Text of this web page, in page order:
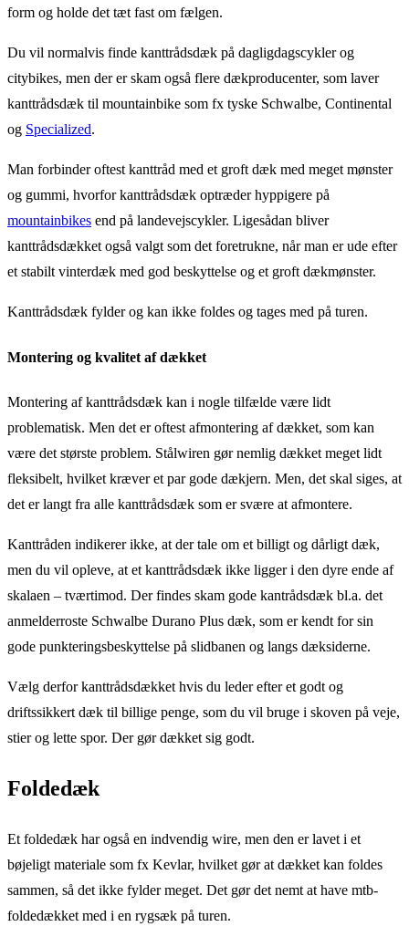
form og holde det tæt fast om fælgen.
Du vil normalvis finde kanttrådsdæk på dagligdagscykler og
citybikes, men der er skam også flere dækproducenter, som laver
kanttrådsdæk til mountainbike som fx tyske Schwalbe, Continental
og Specialized.
Man forbinder oftest kanttråd med et groft dæk med meget mønster
og gummi, hvorfor kanttrådsdæk optræder hyppigere på
mountainbikes end på landevejscykler. Ligesådan bliver
kanttrådsdækket også valgt som det foretrukne, når man er ude efter
et stabilt vinterdæk med god beskyttelse og et groft dækmønster.
Kanttrådsdæk fylder og kan ikke foldes og tages med på turen.
Montering og kvalitet af dækket
Montering af kanttrådsdæk kan i nogle tilfælde være lidt
problematisk. Men det er oftest afmontering af dækket, som kan
være det største problem. Stålwiren gør nemlig dækket meget lidt
fleksibelt, hvilket kræver et par gode dækjern. Men, det skal siges, at
det er langt fra alle kanttrådsdæk som er svære at afmontere.
Kanttråden indikerer ikke, at der tale om et billigt og dårligt dæk,
men du vil opleve, at et kanttrådsdæk ikke ligger i den dyre ende af
skalaen – tværtimod. Der findes skam gode kantrådsdæk bl.a. det
anmelderroste Schwalbe Durano Plus dæk, som er kendt for sin
gode punkteringsbeskyttelse på slidbanen og langs dæksiderne.
Vælg derfor kanttrådsdækket hvis du leder efter et godt og
driftssikkert dæk til billige penge, som du vil bruge i skoven på veje,
stier og lette spor. Der gør dækket sig godt.
Foldedæk
Et foldedæk har også en indvendig wire, men den er lavet i et
bøjeligt materiale som fx Kevlar, hvilket gør at dækket kan foldes
sammen, så det ikke fylder meget. Det gør det nemt at have mtb-
foldedækket med i en rygsæk på turen.